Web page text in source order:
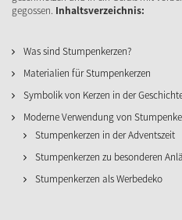
gegossen. Inhaltsverzeichnis:
Was sind Stumpenkerzen?
Materialien für Stumpenkerzen
Symbolik von Kerzen in der
Moderne Verwendung von
Stumpenkerzen in der Adventszeit
Stumpenkerzen zu besonderen
Stumpenkerzen als Werbedeko